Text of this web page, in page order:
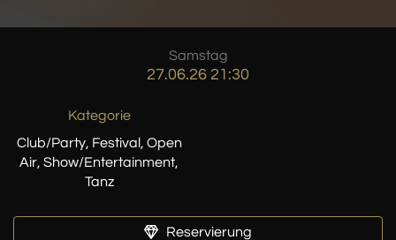
Samstag
27.06.26 21:30
Kategorie
Club/Party, Festival, Open
Air, Show/Entertainment,
Tanz
Reservierung